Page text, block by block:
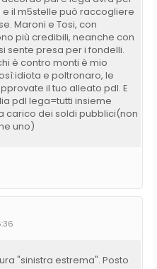
il m5stelle può raccogliere
Maroni e Tosi, con
più credibili, neanche con
sente presa per i fondelli.
è contro monti è mio
e poltronaro, le
il tuo alleato pdl. E
pdl lega=tutti insieme
carico dei soldi pubblici(non
uno)
"sinistra estrema". Posto